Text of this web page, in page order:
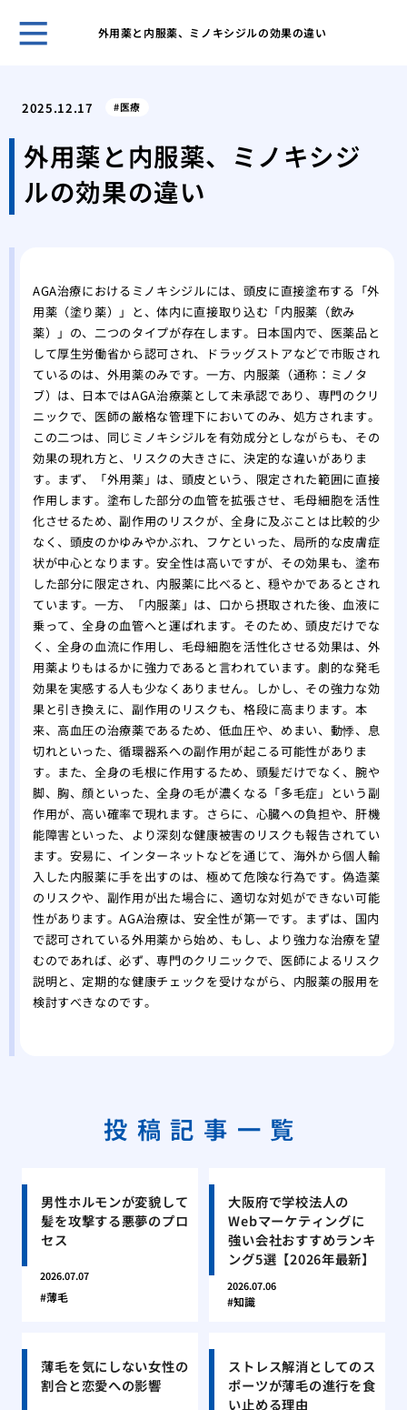
外用薬と内服薬、ミノキシジルの効果の違い
女
月1
抜
味
2025.12.17 医療
外用薬と内服薬、ミノキシジ
ルの効果の違い
AGA治療におけるミノキシジルには、頭皮に直接塗布する「外
用薬（塗り薬）」と、体内に直接取り込む「内服薬（飲み
薬）」の、二つのタイプが存在します。日本国内で、医薬品と
して厚生労働省から認可され、ドラッグストアなどで市販され
ているのは、外用薬のみです。一方、内服薬（通称：ミノタ
ブ）は、日本ではAGA治療薬として未承認であり、専門のクリ
ニックで、医師の厳格な管理下においてのみ、処方されます。
この二つは、同じミノキシジルを有効成分としながらも、その
効果の現れ方と、リスクの大きさに、決定的な違いがありま
す。まず、「外用薬」は、頭皮という、限定された範囲に直接
作用します。塗布した部分の血管を拡張させ、毛母細胞を活性
化させるため、副作用のリスクが、全身に及ぶことは比較的少
なく、頭皮のかゆみやかぶれ、フケといった、局所的な皮膚症
状が中心となります。安全性は高いですが、その効果も、塗布
した部分に限定され、内服薬に比べると、穏やかであるとされ
ています。一方、「内服薬」は、口から摂取された後、血液に
乗って、全身の血管へと運ばれます。そのため、頭皮だけでな
く、全身の血流に作用し、毛母細胞を活性化させる効果は、外
用薬よりもはるかに強力であると言われています。劇的な発毛
効果を実感する人も少なくありません。しかし、その強力な効
果と引き換えに、副作用のリスクも、格段に高まります。本
来、高血圧の治療薬であるため、低血圧や、めまい、動悸、息
切れといった、循環器系への副作用が起こる可能性がありま
す。また、全身の毛根に作用するため、頭髪だけでなく、腕や
脚、胸、顔といった、全身の毛が濃くなる「多毛症」という副
作用が、高い確率で現れます。さらに、心臓への負担や、肝機
能障害といった、より深刻な健康被害のリスクも報告されてい
ます。安易に、インターネットなどを通じて、海外から個人輸
入した内服薬に手を出すのは、極めて危険な行為です。偽造薬
のリスクや、副作用が出た場合に、適切な対処ができない可能
性があります。AGA治療は、安全性が第一です。まずは、国内
で認可されている外用薬から始め、もし、より強力な治療を望
むのであれば、必ず、専門のクリニックで、医師によるリスク
説明と、定期的な健康チェックを受けながら、内服薬の服用を
検討すべきなのです。
投稿記事一覧
男性ホルモンが変貌して
髪を攻撃する悪夢のプロ
セス
2026.07.07
薄毛
大阪府で学校法人の
Webマーケティングに
強い会社おすすめランキ
ング5選【2026年最新】
2026.07.06
知識
薄毛を気にしない女性の
割合と恋愛への影響
ストレス解消としてのス
ポーツが薄毛の進行を食
い止める理由